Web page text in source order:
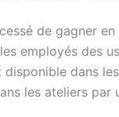
de gagner
employés des
dans
les ateliers